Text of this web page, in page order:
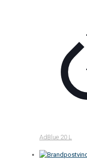
AdBlue 20 L